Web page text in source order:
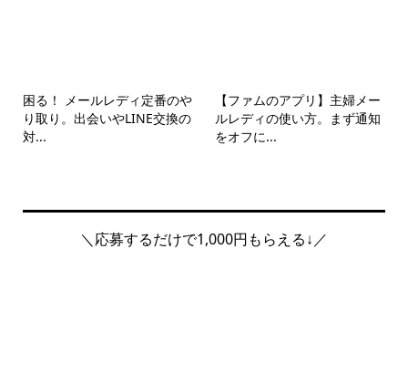
困る！ メールレディ定番のや
り取り。出会いやLINE交換の
対...
【ファムのアプリ】主婦メー
ルレディの使い方。まず通知
をオフに...
＼応募するだけで1,000円もらえる↓／